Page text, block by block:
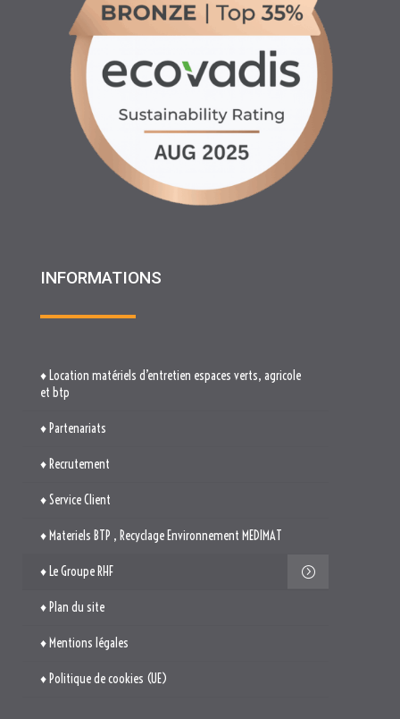
INFORMATIONS
♦ Location matériels d’entretien espaces verts, agricole
et btp
♦ Partenariats
♦ Recrutement
♦ Service Client
♦ Materiels BTP , Recyclage Environnement MEDIMAT
♦ Le Groupe RHF
♦ Plan du site
♦ Mentions légales
♦ Politique de cookies (UE)